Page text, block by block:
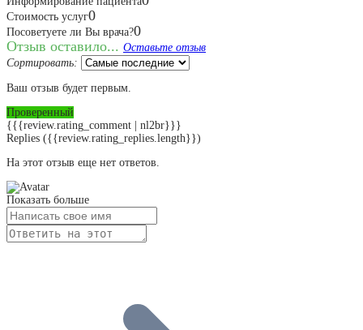
Стоимость услуг0
Посоветуете ли Вы врача?0
Отзыв оставило... Оставьте отзыв
Сортировать:
Ваш отзыв будет первым.
Проверенный
{{{review.rating_comment | nl2br}}}
Replies ({{review.rating_replies.length}})
На этот отзыв еще нет ответов.
Показать больше